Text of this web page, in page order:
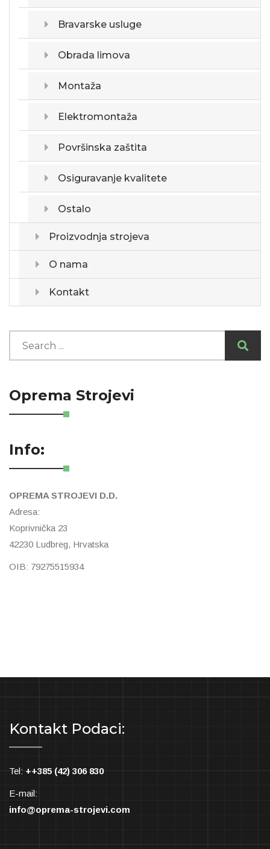
Bravarske usluge
Obrada limova
Montaža
Elektromontaža
Površinska zaštita
Osiguravanje kvalitete
Ostalo
Proizvodnja strojeva
O nama
Kontakt
Oprema Strojevi
Info:
OPREMA STROJEVI D.D.
Adresa:
Koprivnička 23
42230 Ludbreg, Hrvatska
OIB: 79275515934
Kontakt Podaci:
Tel: ++385 (42) 306 830
E-mail:
info@oprema-strojevi.com